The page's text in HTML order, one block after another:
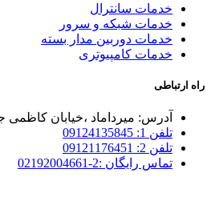
خدمات سانترال
خدمات شبکه و سرور
خدمات دوربین مدار بسته
خدمات کامپیوتری
راه ارتباطی
آدرس: میرداماد ،خیابان کاظمی
تلفن 1: 09124135845
تلفن 2: 09121176451
تماس رایگان :2-02192004661